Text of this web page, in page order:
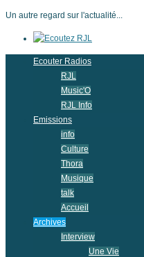
Un autre regard sur l'actualité...
Ecouter Radios
RJL
Music'O
RJL Info
Emissions
info
Culture
Thora
Musique
talk
Accueil
Archives
Interview
Une Vie